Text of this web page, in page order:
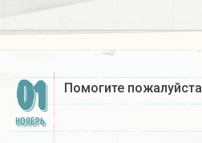
01
НОЯБРЬ
Помогите пожалуйста ​